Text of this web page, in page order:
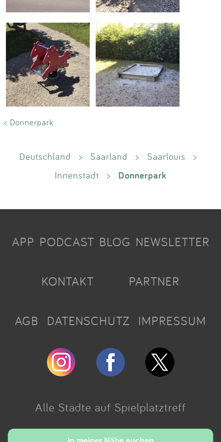
< Donnerpark
Deutschland > Saarland > Saarlouis
>
Innenstadt
> Donnerpark
APP PODCAST BLOG NEWSLETTER
KONTAKT PARTNER
AGB DATENSCHUTZ IMPRESSUM
Alle Städte auf Spielplatztreff